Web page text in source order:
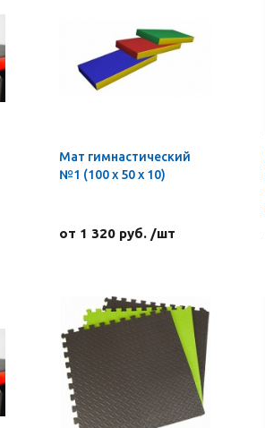
Мат гимнастический
№1 (100 х 50 х 10)
от 1 320 руб. /шт